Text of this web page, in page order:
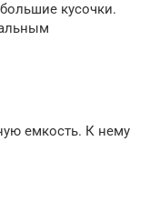
кусочки.
емкость. К нему